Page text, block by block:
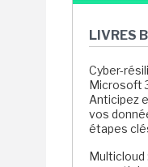
LIVRES
Cyber-
Microsoft
Anticipez
vos
étapes
Multicloud